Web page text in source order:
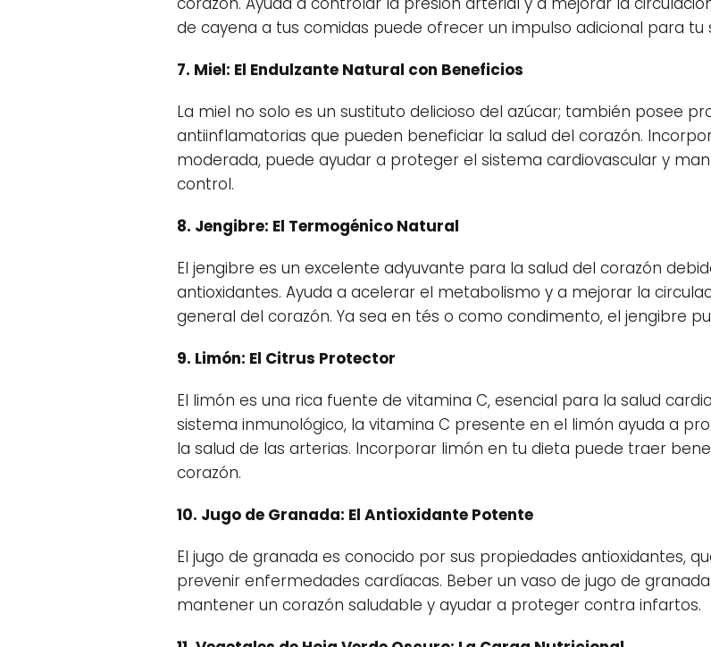
de cayena a tus comidas puede ofrecer un impulso adicional para tu
7. Miel: El Endulzante Natural con Beneficios
La miel no solo es un sustituto delicioso del azúcar; también posee
antiinflamatorias que pueden beneficiar la salud del corazón.
moderada, puede ayudar a proteger el sistema cardiovascular y
control.
8. Jengibre: El Termogénico Natural
El jengibre es un excelente adyuvante para la salud del corazón
antioxidantes. Ayuda a acelerar el metabolismo y a mejorar la
general del corazón. Ya sea en tés o como condimento, el jengibre
9. Limón: El Citrus Protector
El limón es una rica fuente de vitamina C, esencial para la salud
sistema inmunológico, la vitamina C presente en el limón ayuda a
la salud de las arterias. Incorporar limón en tu dieta puede traer
corazón.
10. Jugo de Granada: El Antioxidante Potente
El jugo de granada es conocido por sus propiedades antioxidantes,
prevenir enfermedades cardíacas. Beber un vaso de jugo de
mantener un corazón saludable y ayudar a proteger contra infartos.